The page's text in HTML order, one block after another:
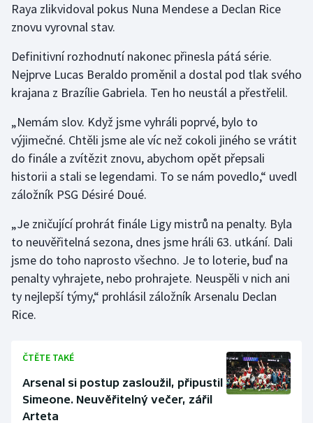
Rychlostní kanoistika
Sportovní střelba
Triatlon
Veslování
Volejbal
Ostatní
Raya zlikvidoval pokus Nuna Mendese a Declan Rice
znovu vyrovnal stav.
Definitivní rozhodnutí nakonec přinesla pátá série.
Nejprve Lucas Beraldo proměnil a dostal pod tlak svého
krajana z Brazílie Gabriela. Ten ho neustál a přestřelil.
„Nemám slov. Když jsme vyhráli poprvé, bylo to
výjimečné. Chtěli jsme ale víc než cokoli jiného se vrátit
do finále a zvítězit znovu, abychom opět přepsali
historii a stali se legendami. To se nám povedlo,“ uvedl
záložník PSG Désiré Doué.
„Je zničující prohrát finále Ligy mistrů na penalty. Byla
to neuvěřitelná sezona, dnes jsme hráli 63. utkání. Dali
jsme do toho naprosto všechno. Je to loterie, buď na
penalty vyhrajete, nebo prohrajete. Neuspěli v nich ani
ty nejlepší týmy,“ prohlásil záložník Arsenalu Declan
Rice.
ČTĚTE TAKÉ
Arsenal si postup zasloužil, připustil
Simeone. Neuvěřitelný večer, zářil
Arteta